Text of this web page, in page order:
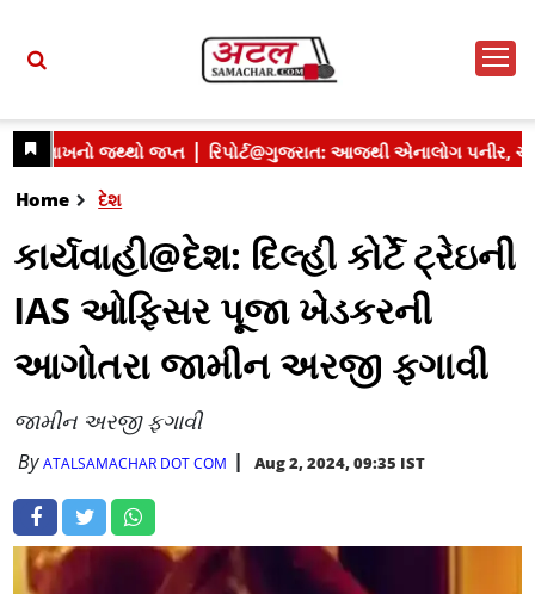
Home દેશ
કાર્યવાહી@દેશ: દિલ્હી કોર્ટે ટ્રેઇની
IAS ઓફિસર પૂજા ખેડકરની
આગોતરા જામીન અરજી ફગાવી
જામીન અરજી ફગાવી
ByATALSAMACHAR DOT COM Aug 2, 2024, 09:35 IST